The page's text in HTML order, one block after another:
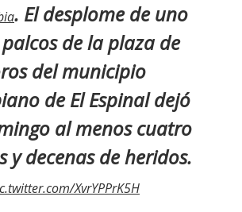
. El desplome de uno
de la plaza de
del municipio
de El Espinal dejó
al menos cuatro
y decenas de heridos.
XvrYPPrK5H